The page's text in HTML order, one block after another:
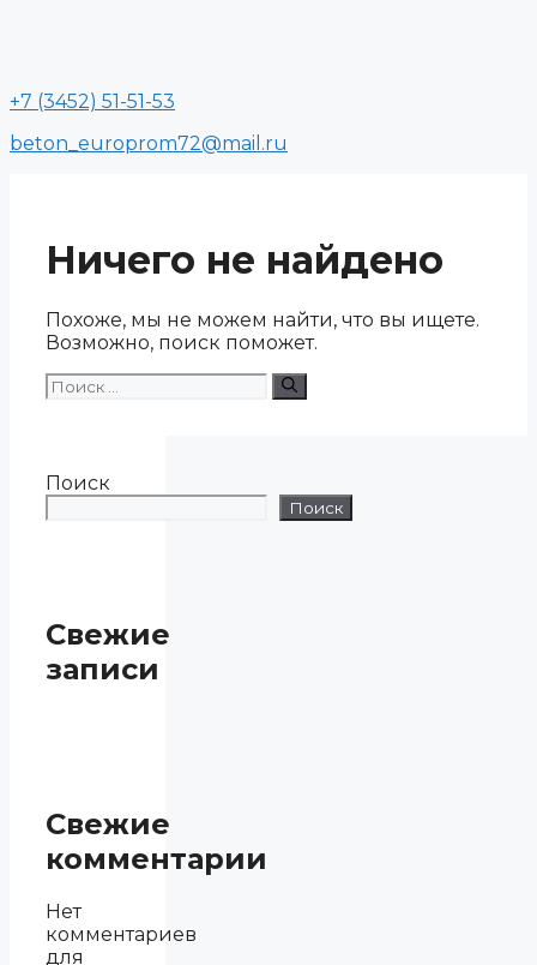
+7 (3452) 51-51-53
beton_europrom72@mail.ru
Ничего не найдено
Похоже, мы не можем найти, что вы ищете.
Возможно, поиск поможет.
Поиск:
Поиск
Поиск
Свежие
записи
Свежие
комментарии
Нет
комментариев
для